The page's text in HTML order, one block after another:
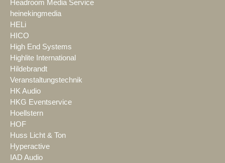
Headroom Media Service
heinekingmedia
HELi
HICO
High End Systems
Highlite International
Hildebrandt
Veranstaltungstechnik
HK Audio
HKG Eventservice
Hoellstern
HOF
Huss Licht & Ton
Hyperactive
IAD Audio